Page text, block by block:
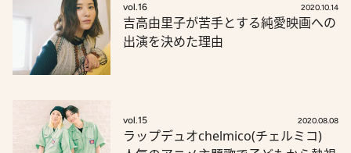
vol.16 2020.10.14
吉高由里子が苦手とする純愛映画への
出演を決めた理由
vol.15 2020.08.08
ラップデュオchelmico(チェルミコ)